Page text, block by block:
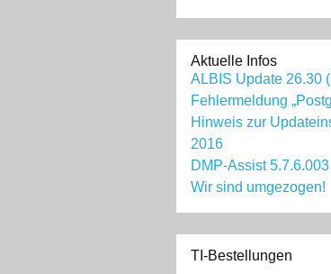
Aktuelle Infos
ALBIS Update 26.30
Fehlermeldung
Hinweis zur
2016
DMP-Assist
Wir sind umgezogen!
TI-Bestellungen